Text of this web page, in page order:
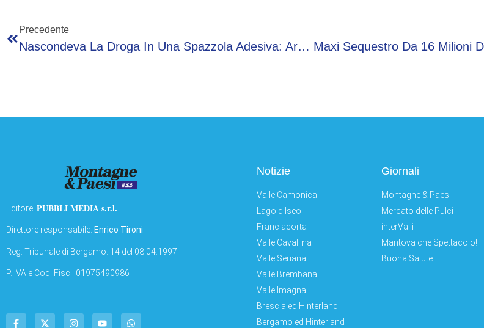
Precedente
Nascondeva La Droga In Una Spazzola Adesiva: Arrestato Della Polizia Di Stato
Editore: PUBBLI MEDIA s.r.l.
Direttore responsabile: Enrico Tironi
Reg: Tribunale di Bergamo: 14 del 08.04.1997
P. IVA e Cod. Fisc.: 01975490986
Notizie
Valle Camonica
Lago d'Iseo
Franciacorta
Valle Cavallina
Valle Seriana
Valle Brembana
Valle Imagna
Brescia ed Hinterland
Bergamo ed Hinterland
Giornali
Montagne & Paesi
Mercato delle Pulci
interValli
Mantova che Spettacolo!
Buona Salute